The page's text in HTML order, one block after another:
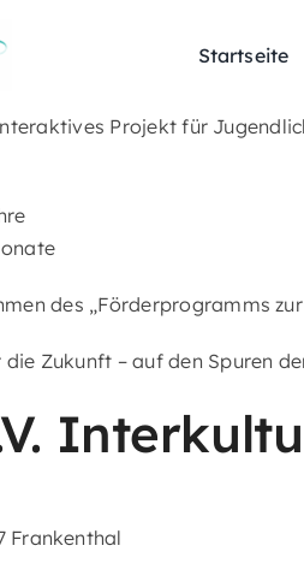
Startseite
Projekt für
des „Förderprogramms
Zukunft – auf den Spuren
Frankenthal